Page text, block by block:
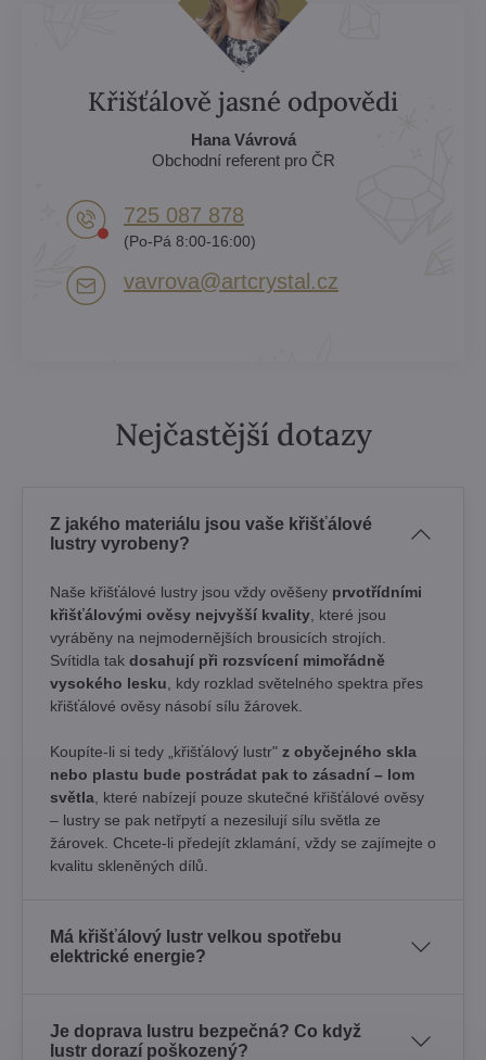
Křišťálově jasné odpovědi
Hana Vávrová
Obchodní referent pro ČR
725 087 878​
(Po-Pá 8:00-16:00)
vavrova​@artcrystal​.cz
Nejčastější dotazy
Z jakého materiálu jsou vaše křišťálové
lustry vyrobeny?
Naše křišťálové lustry jsou vždy ověšeny prvotřídními
křišťálovými ověsy nejvyšší kvality , které jsou
vyráběny na nejmodernějších brousicích strojích.
Svítidla tak dosahují při rozsvícení mimořádně
vysokého lesku , kdy rozklad světelného spektra přes
křišťálové ověsy násobí sílu žárovek. ​
Koupíte-li si tedy „křišťálový lustr" z obyčejného skla
nebo plastu bude postrádat pak to zásadní – lom
světla , které nabízejí pouze skutečné křišťálové ověsy
– lustry se pak netřpytí a nezesilují sílu světla ze
žárovek. Chcete-li předejít zklamání, vždy se zajímejte o
kvalitu skleněných dílů.
Má křišťálový lustr velkou spotřebu
elektrické energie?
Je doprava lustru bezpečná? Co když
lustr dorazí poškozený?